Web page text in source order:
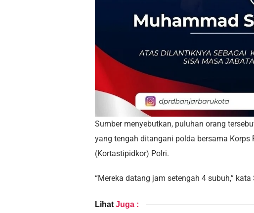
Sumber menyebutkan, puluhan orang
yang tengah ditangani polda bersama
(Kortastipidkor) Polri.
“Mereka datang jam setengah 4 subuh,”
Lihat Juga :